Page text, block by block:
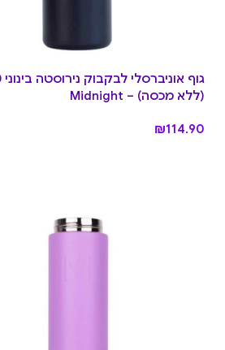
(ללא מכסה) – Midnight
₪114.90